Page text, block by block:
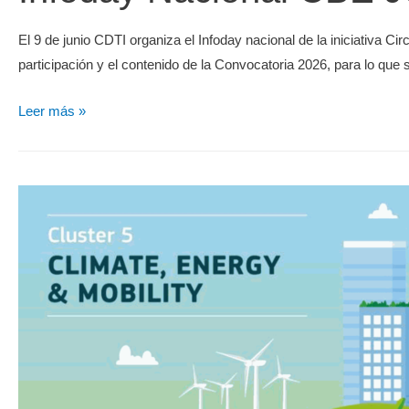
El 9 de junio CDTI organiza el Infoday nacional de la iniciativa
participación y el contenido de la Convocatoria 2026, para lo
Leer más »